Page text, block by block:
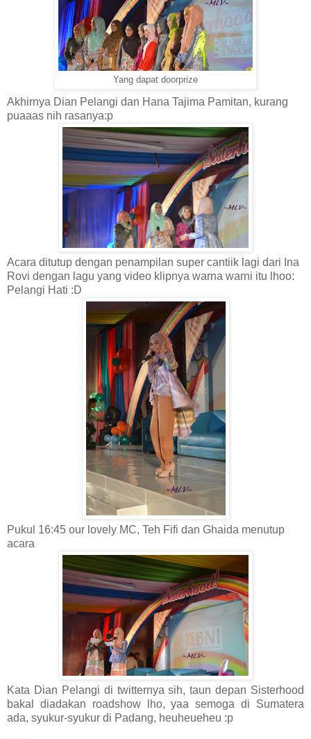
Yang dapat doorprize
Akhirnya Dian Pelangi dan Hana Tajima Pamitan, kurang
puaaas nih rasanya:p
Acara ditutup dengan penampilan super cantiik lagi dari Ina
Rovi dengan lagu yang video klipnya warna warni itu lhoo:
Pelangi Hati :D
Pukul 16:45 our lovely MC, Teh Fifi dan Ghaida menutup
acara
Kata Dian Pelangi di twitternya sih, taun depan Sisterhood
bakal diadakan roadshow lho, yaa semoga di Sumatera
ada, syukur-syukur di Padang, heuheueheu :p